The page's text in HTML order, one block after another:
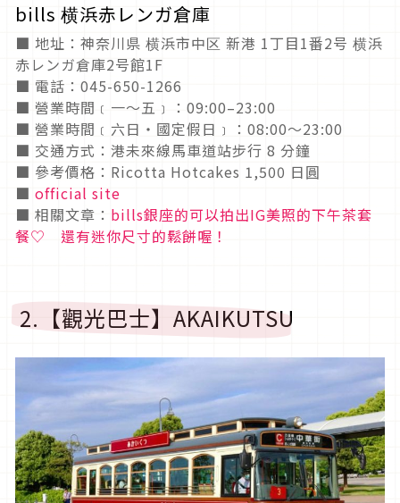
bills 横浜赤レンガ倉庫
■ 地址：神奈川県 横浜市中区 新港 1丁目1番2号 横浜
赤レンガ倉庫2号館1F
■ 電話：045-650-1266
■ 營業時間﹝一〜五﹞：09:00–23:00
■ 營業時間﹝六日‧國定假日﹞：08:00〜23:00
■ 交通方式：港未來線馬車道站步行 8 分鐘
■ 參考價格：Ricotta Hotcakes 1,500 日圓
■ official site
■ 相關文章： bills銀座的可以拍出IG美照的下午茶套
餐♡ 還有迷你尺寸的鬆餅喔！
2.【觀光巴士】AKAIKUTSU